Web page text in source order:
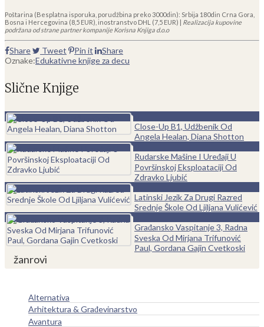
Poštarina (Besplatna isporuka, porudžbina preko 3000din): Srbija 180din Crna Gora,
Bosna i Hercegovina (8,5 EUR), inostranstvo DHL (7,5 EUR) | Realizacija kupovine
podržana od strane partner kompanije Korisna Knjiga d.o.o
Share Tweet Pin it
Share
Oznake:Edukativne knjige za decu
Slične Knjige
Close-Up B1, Udžbenik Od
Angela Healan, Diana Shotton
Rudarske Mašine I Uređaji U
Površinskoj Eksploataciji Od
Zdravko Ljubić
Latinski Jezik Za Drugi Razred
Srednje Škole Od Ljiljana Vulićević
Građansko Vaspitanje 3, Radna
Sveska Od Mirjana Trifunović
Paul, Gordana Gajin Cvetkoski
žanrovi
Alternativa
Arhitektura & Građevinarstvo
Avantura